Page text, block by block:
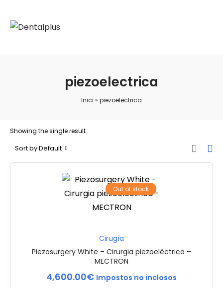
piezoelectrica
Inici » piezoelectrica
Showing the single result
Sort by Default
Out of stock
Cirugía
Piezosurgery White – Cirurgia piezoelèctrica –
MECTRON
4,600.00€ Impostos no inclosos